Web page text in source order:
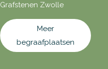
Grafstenen Zwolle
Meer
begraafplaatsen